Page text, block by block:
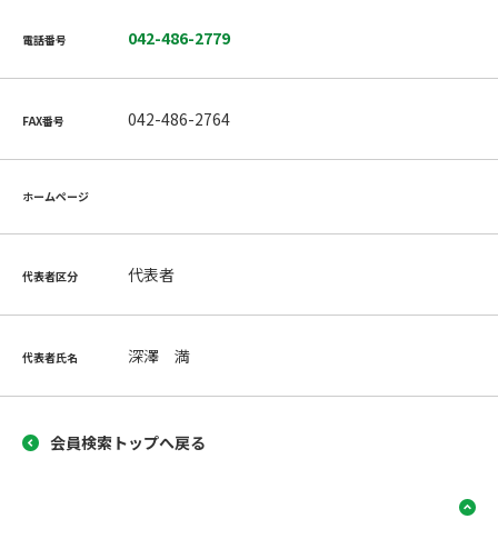
電話番号 042-486-2779
FAX番号 042-486-2764
ホームページ
代表者区分 代表者
代表者氏名 深澤 満
会員検索トップへ戻る